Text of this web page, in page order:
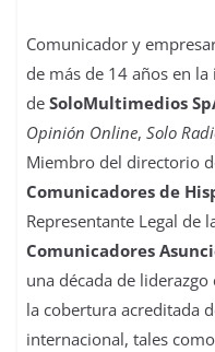
Comunicador y
de más de 14 años en
deSoloMultimedios
Opinión Online,Solo
Miembro del directorio
Comunicadores de
Representante Legal de
Comunicadores
una década de
la cobertura acreditada
internacional, tales